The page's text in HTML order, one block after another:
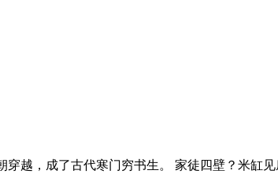
穿越，成了古代寒门穷书生。 家徒四壁？米缸